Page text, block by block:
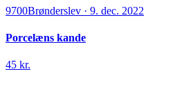
9700Brønderslev · 9. dec. 2022
Porcelæns kande
45 kr.